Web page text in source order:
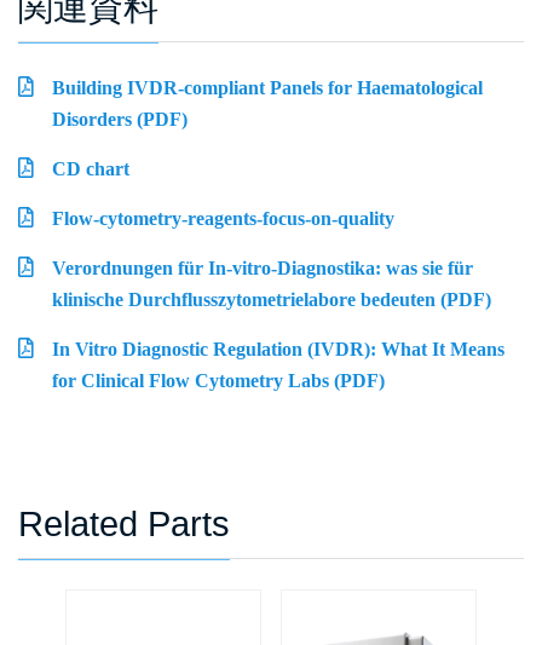
Building IVDR-compliant Panels for Haematological
Disorders (PDF)
CD chart
Flow-cytometry-reagents-focus-on-quality
Verordnungen für In-vitro-Diagnostika: was sie für
klinische Durchflusszytometrielabore bedeuten (PDF)
In Vitro Diagnostic Regulation (IVDR): What It Means
for Clinical Flow Cytometry Labs (PDF)
Related Parts